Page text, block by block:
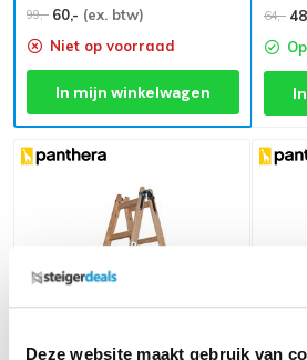
Deze website maakt gebruik van
99,- 60,- (ex. btw)
Niet op voorraad
In mijn winkelwagen
64,-